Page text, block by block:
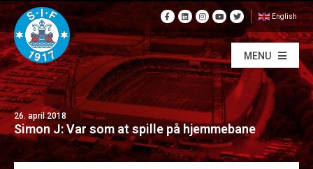
English
MENU
26. april 2018
Simon J: Var som at spille på hjemmebane